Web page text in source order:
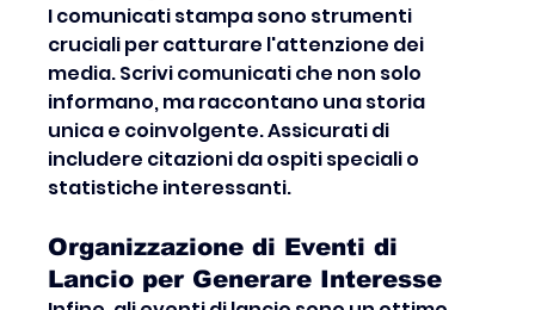
I comunicati stampa sono strumenti
cruciali per catturare l'attenzione dei
media. Scrivi comunicati che non solo
informano, ma raccontano una storia
unica e coinvolgente. Assicurati di
includere citazioni da ospiti speciali o
statistiche interessanti.
Organizzazione di Eventi di
Lancio per Generare Interesse